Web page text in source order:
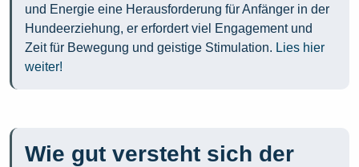
und Energie eine Herausforderung für Anfänger in der
Hundeerziehung, er erfordert viel Engagement und
Zeit für Bewegung und geistige Stimulation. Lies hier
weiter!
Wie gut versteht sich der